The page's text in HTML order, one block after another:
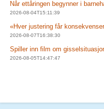
Når ettåringen begynner i
2026-08-04T15:11:39
«Hver justering får
2026-08-07T16:38:30
Spiller inn film om
2026-08-05T14:47:47